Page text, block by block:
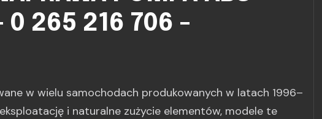
0 265 216 706 -
w wielu samochodach produkowanych w latach 1996–
i naturalne zużycie elementów, modele te